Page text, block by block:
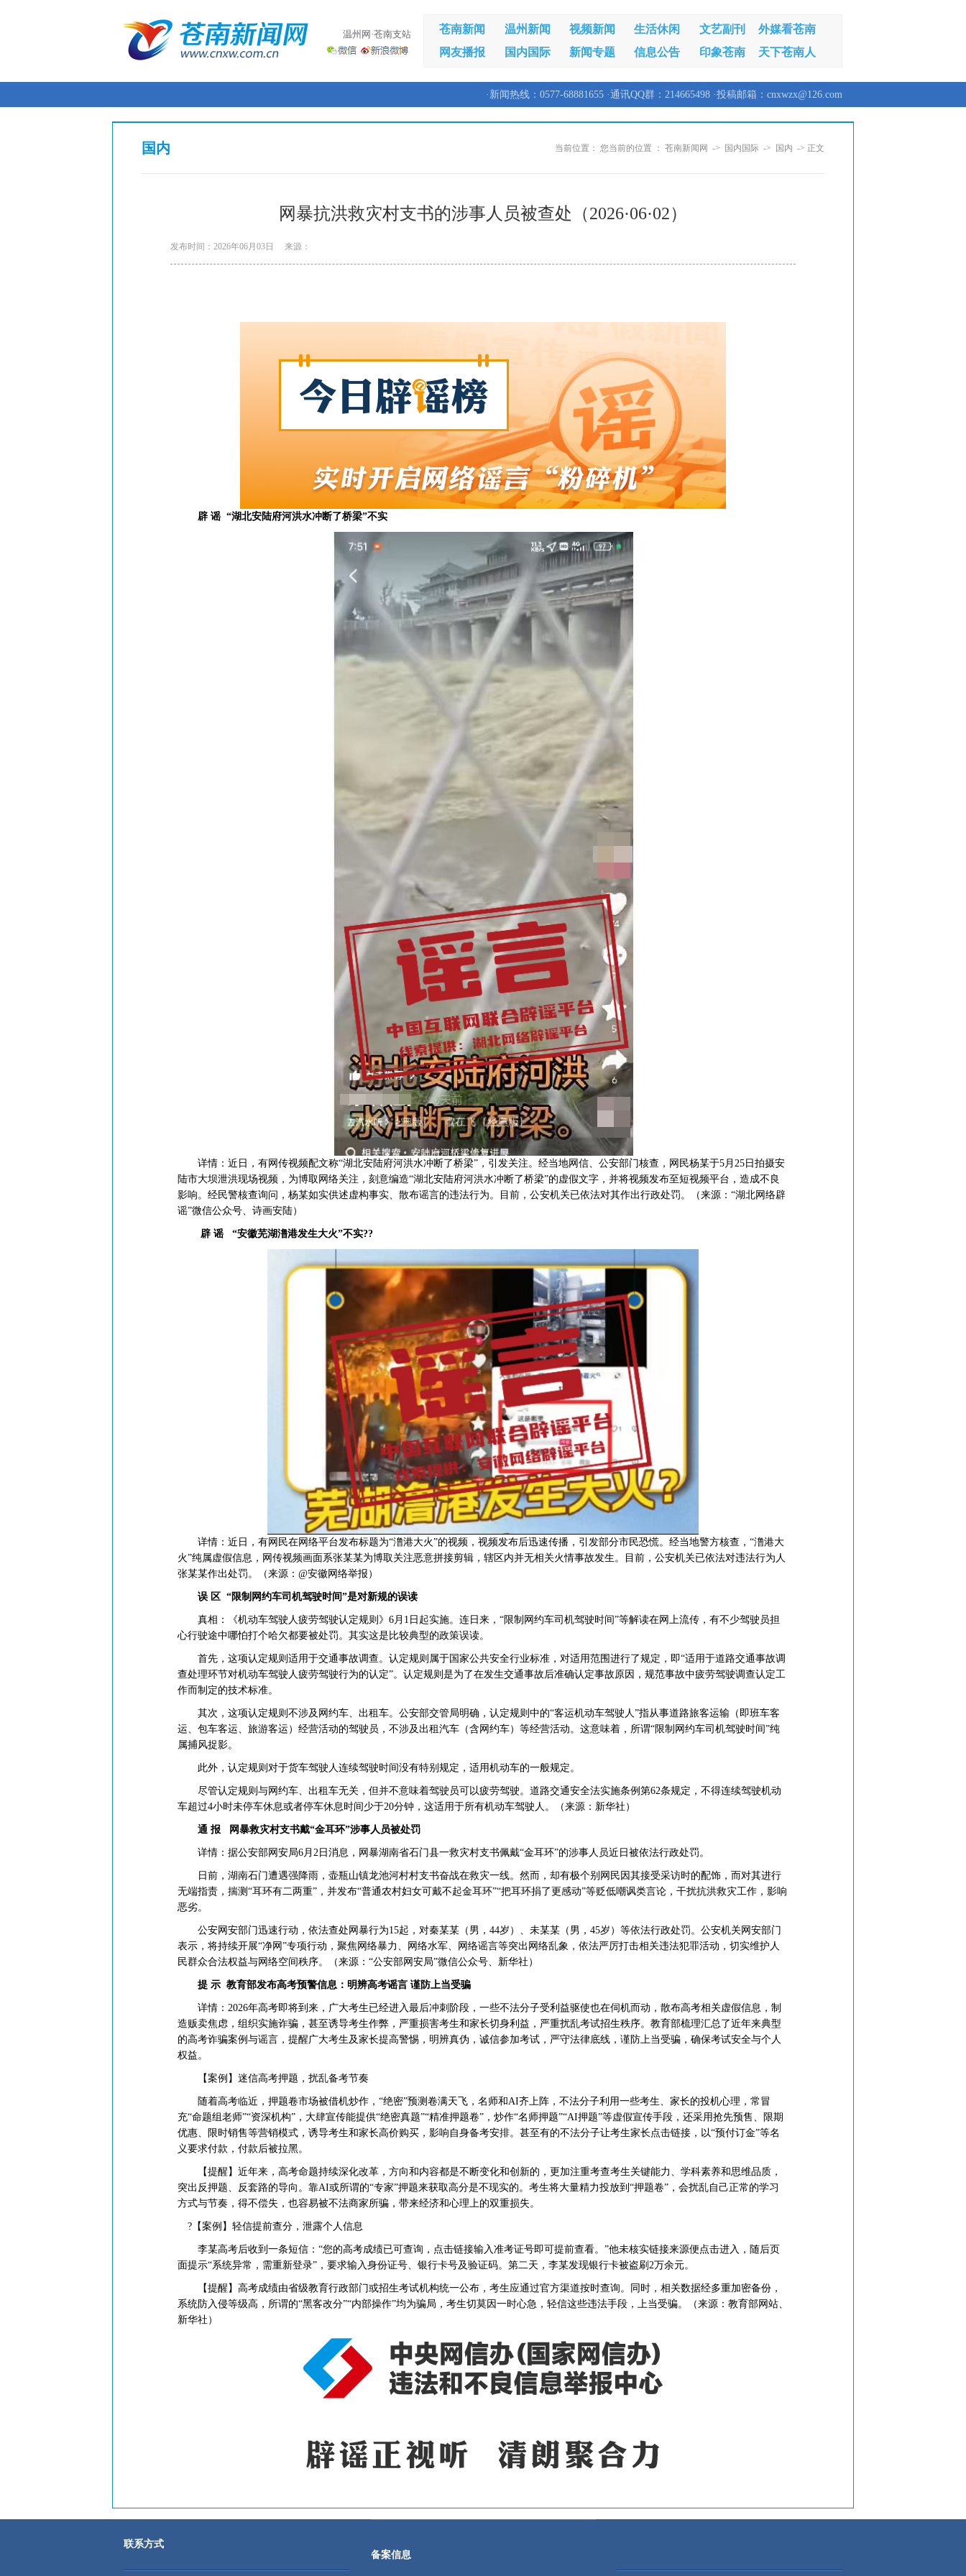
温州网·苍南支站 苍南新闻 温州新闻 视频新闻 生活休闲 文艺副刊
外媒看苍南
网友播报
国内国际 新闻专题 信息公告 印象苍南 天下苍南人
·新闻热线：0577-68881655 ·通讯QQ群：214665498 ·投稿邮箱：cnxwzx@126.com
当前位置： 您当前的位置 ： 苍南新闻网 -> 国内国际 -> 国内 -> 正文
国内
网暴抗洪救灾村支书的涉事人员被查处（2026·06·02）
发布时间：2026年06月03日 来源：
辟 谣 “湖北安陆府河洪水冲断了桥梁”不实
详情：近日，有网传视频配文称“湖北安陆府河洪水冲断了桥梁”，引发关注。经当地网信、公安部门核查，网民杨某于5月25日拍摄安
陆市大坝泄洪现场视频，为博取网络关注，刻意编造“湖北安陆府河洪水冲断了桥梁”的虚假文字，并将视频发布至短视频平台，造成不良
影响。经民警核查询问，杨某如实供述虚构事实、散布谣言的违法行为。目前，公安机关已依法对其作出行政处罚。（来源：“湖北网络辟
谣”微信公众号、诗画安陆）
辟 谣 “安徽芜湖澛港发生大火”不实??
详情：近日，有网民在网络平台发布标题为“澛港大火”的视频，视频发布后迅速传播，引发部分市民恐慌。经当地警方核查，“澛港大
火”纯属虚假信息，网传视频画面系张某某为博取关注恶意拼接剪辑，辖区内并无相关火情事故发生。目前，公安机关已依法对违法行为人
张某某作出处罚。（来源：@安徽网络举报）
误 区 “限制网约车司机驾驶时间”是对新规的误读
真相：《机动车驾驶人疲劳驾驶认定规则》6月1日起实施。连日来，“限制网约车司机驾驶时间”等解读在网上流传，有不少驾驶员担
心行驶途中哪怕打个哈欠都要被处罚。其实这是比较典型的政策误读。
首先， 这项认定规则适用于交通事故调查。 认定规则属于国家公共安全行业标准，对适用范围进行了规定， 即“适用于道路交通事故调
查处理环节对机动车驾驶人疲劳驾驶行为的认定”。 认定规则是为了在发生交通事故后准确认定事故原因，规范事故中疲劳驾驶调查认定工
作而制定的技术标准。
其次，这项认定规则不涉及网约车、出租车。公安部交管局明确，认定规则中的“客运机动车驾驶人”指从事道路旅客运输（即班车客
运、包车客运、旅游客运）经营活动的驾驶员，不涉及出租汽车（含网约车）等经营活动。这意味着， 所谓“限制网约车司机驾驶时间”纯
属捕风捉影。
此外， 认定规则对于货车驾驶人连续驾驶时间没有特别规定，适用机动车的一般规定。
尽管认定规则与网约车、出租车无关， 但并不意味着驾驶员可以疲劳驾驶。 道路交通安全法实施条例第62条规定，不得连续驾驶机动
车超过4小时未停车休息或者停车休息时间少于20分钟， 这适用于所有机动车驾驶人。 （来源：新华社）
通 报 网暴救灾村支书戴“金耳环”涉事人员被处罚
详情：据公安部网安局6月2日消息，网暴湖南省石门县一救灾村支书佩戴“金耳环”的涉事人员近日被依法行政处罚。
日前，湖南石门遭遇强降雨，壶瓶山镇龙池河村村支书奋战在救灾一线。然而，却有极个别网民因其接受采访时的配饰，而对其进行
无端指责，揣测“耳环有二两重”，并发布“普通农村妇女可戴不起金耳环”“把耳环捐了更感动”等贬低嘲讽类言论，干扰抗洪救灾工作，影响
恶劣。
公安网安部门迅速行动，依法查处网暴行为15起，对秦某某（男，44岁）、未某某（男，45岁）等依法行政处罚。公安机关网安部门
表示，将持续开展“净网”专项行动，聚焦网络暴力、网络水军、网络谣言等突出网络乱象，依法严厉打击相关违法犯罪活动，切实维护人
民群众合法权益与网络空间秩序。（来源：“公安部网安局”微信公众号、新华社）
提 示 教育部发布高考预警信息：明辨高考谣言 谨防上当受骗
详情：2026年高考即将到来，广大考生已经进入最后冲刺阶段，一些不法分子受利益驱使也在伺机而动，散布高考相关虚假信息，制
造贩卖焦虑，组织实施诈骗，甚至诱导考生作弊，严重损害考生和家长切身利益，严重扰乱考试招生秩序。教育部梳理汇总了近年来典型
的高考诈骗案例与谣言，提醒广大考生及家长提高警惕，明辨真伪，诚信参加考试，严守法律底线，谨防上当受骗，确保考试安全与个人
权益。
【案例】 迷信高考押题，扰乱备考节奏
随着高考临近，押题卷市场被借机炒作，“绝密”预测卷满天飞，名师和AI齐上阵，不法分子利用一些考生、家长的投机心理，常冒
充“命题组老师”“资深机构”，大肆宣传能提供“绝密真题”“精准押题卷”，炒作“名师押题”“AI押题”等虚假宣传手段，还采用抢先预售、限期
优惠、限时销售等营销模式，诱导考生和家长高价购买，影响自身备考安排。甚至有的不法分子让考生家长点击链接，以“预付订金”等名
义要求付款，付款后被拉黑。
【提醒】近年来，高考命题持续深化改革，方向和内容都是不断变化和创新的，更加注重考查考生关键能力、学科素养和思维品质，
突出反押题、反套路的导向。靠AI或所谓的“专家”押题来获取高分是不现实的。考生将大量精力投放到“押题卷”，会扰乱自己正常的学习
方式与节奏，得不偿失，也容易被不法商家所骗，带来经济和心理上的双重损失。
?【案例】 轻信提前查分，泄露个人信息
李某高考后收到一条短信：“您的高考成绩已可查询，点击链接输入准考证号即可提前查看。”他未核实链接来源便点击进入，随后页
面提示“系统异常，需重新登录”，要求输入身份证号、银行卡号及验证码。第二天，李某发现银行卡被盗刷2万余元。
【提醒】高考成绩由省级教育行政部门或招生考试机构统一公布，考生应通过官方渠道按时查询。同时，相关数据经多重加密备份，
系统防入侵等级高，所谓的“黑客改分”“内部操作”均为骗局，考生切莫因一时心急，轻信这些违法手段，上当受骗。（来源：教育部网站、
新华社）
联系方式
备案信息